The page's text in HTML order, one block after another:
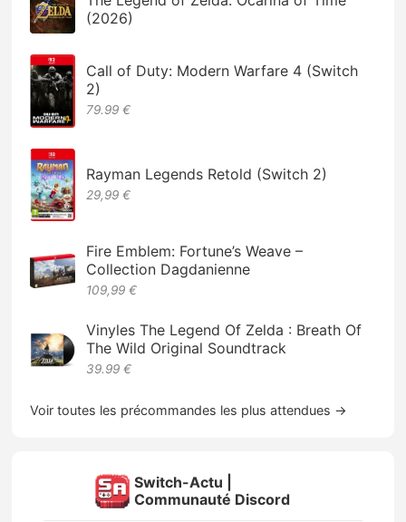
(2026)
Call of Duty: Modern Warfare 4 (Switch
2)
79.99 €
Rayman Legends Retold (Switch 2)
29,99 €
Fire Emblem: Fortune’s Weave –
Collection Dagdanienne
109,99 €
Vinyles The Legend Of Zelda : Breath Of
The Wild Original Soundtrack
39.99 €
Voir toutes les précommandes les plus attendues →
Switch-Actu |
Communauté Discord